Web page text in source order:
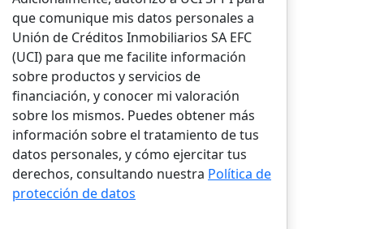
que comunique mis datos personales a
Unión de Créditos Inmobiliarios SA EFC
(UCI) para que me facilite información
sobre productos y servicios de
financiación, y conocer mi valoración
sobre los mismos. Puedes obtener más
información sobre el tratamiento de tus
datos personales, y cómo ejercitar tus
derechos, consultando nuestra Política de
protección de datos